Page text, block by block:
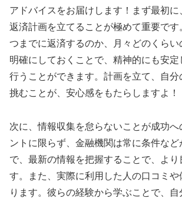
アドバイスをお届けします！まず最初に
返済計画を立てることが極めて重要です
つまでに返済するのか、月々どのくらい
明確にしておくことで、精神的にも安
行うことができます。計画を立て、自分
挑むことが、安心感をもたらしますよ！
次に、情報収集を怠らないことが成功へ
ントに限らず、金融機関は常に条件な
で、最新の情報を把握することで、より
す。また、実際に利用した人の口コミや
ります。彼らの経験から学ぶことで、